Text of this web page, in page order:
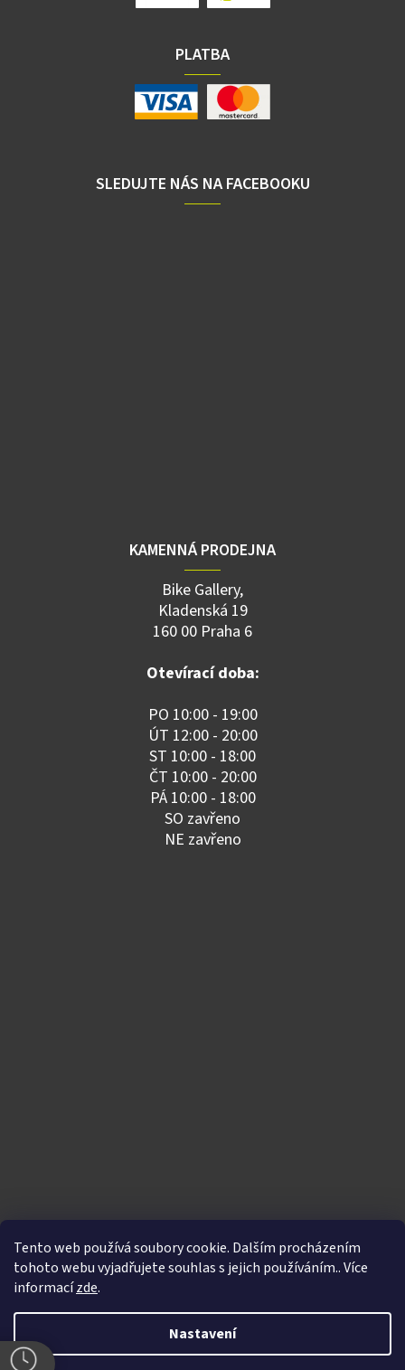
Tento web používá soubory cookie. Dalším procházením
tohoto webu vyjadřujete souhlas s jejich používáním.. Více
informacízde.
Nastavení
PLATBA
SLEDUJTE NÁS NA FACEBOOKU
KAMENNÁ PRODEJNA
Bike Gallery,
Kladenská 19
160 00 Praha 6
Otevírací doba:
PO 10:00 - 19:00
ÚT 12:00 - 20:00
ST 10:00 - 18:00
ČT 10:00 - 20:00
PÁ 10:00 - 18:00
SO zavřeno
NE zavřeno
Vytvořil Shoptet |Nakódoval eshopGuru